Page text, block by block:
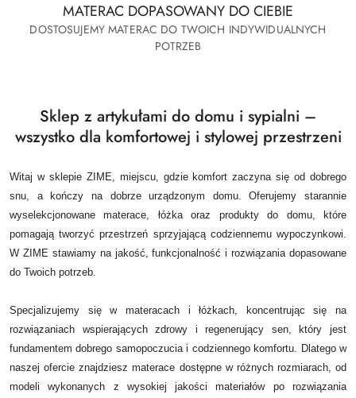
MATERAC DOPASOWANY DO CIEBIE
DOSTOSUJEMY MATERAC DO TWOICH INDYWIDUALNYCH
POTRZEB
Sklep z artykułami do domu i sypialni –
wszystko dla komfortowej i stylowej przestrzeni
Witaj w sklepie ZIME, miejscu, gdzie komfort zaczyna się od dobrego
snu, a kończy na dobrze urządzonym domu.Oferujemy starannie
wyselekcjonowane materace, łóżka oraz produkty do domu, które
pomagają tworzyć przestrzeń sprzyjającą codziennemu wypoczynkowi.
W ZIME stawiamy na jakość, funkcjonalność i rozwiązania dopasowane
do Twoich potrzeb.
Specjalizujemy się w materacach i łóżkach, koncentrując się na
rozwiązaniach wspierających zdrowy i regenerujący sen, który jest
fundamentem dobrego samopoczucia i codziennego komfortu. Dlatego w
naszej ofercie znajdziesz materace dostępne w różnych rozmiarach, od
modeli wykonanych z wysokiej jakości materiałów po rozwiązania